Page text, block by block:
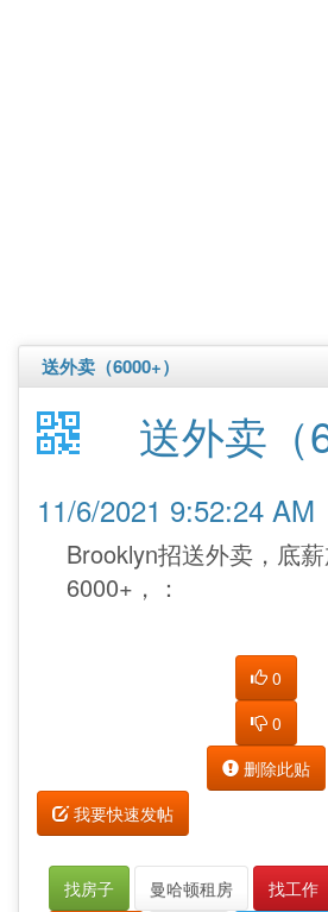
送外卖（6000+）
送外卖（
11/6/2021 9:52:24 AM
Brooklyn招送外卖，底
6000+，：
0
0
删除此贴
我要快速发帖
找房子 曼哈顿租房 找工作